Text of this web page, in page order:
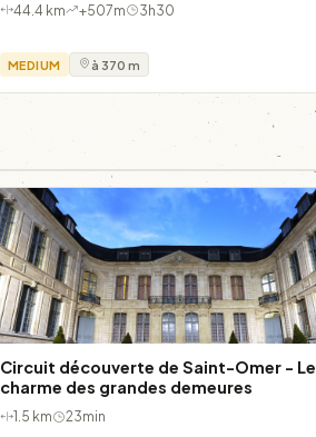
44.4 km +507m 3h30
MEDIUM à 370 m
Circuit découverte de Saint-Omer - Le
charme des grandes demeures
1.5 km 23min